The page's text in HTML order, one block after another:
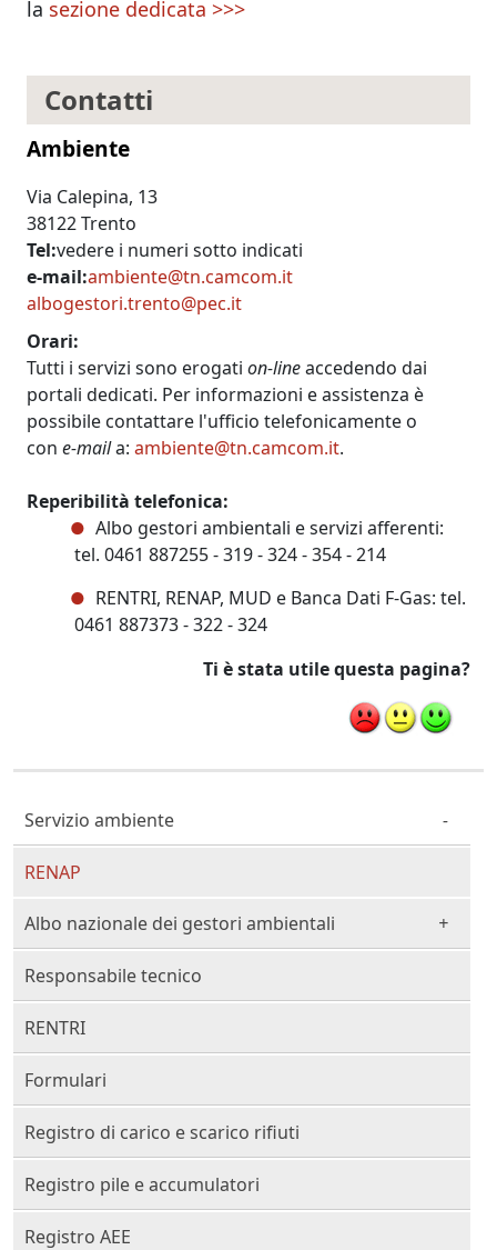
la sezione dedicata >>>
Contatti
Ambiente
Via Calepina, 13
38122 Trento
Tel vedere i numeri sotto indicati
e-mail ambiente@tn.camcom.it
albogestori.trento@pec.it
Orari
Tutti i servizi sono erogati on-lineaccedendo dai
portali dedicati. Per informazioni e assistenza è
possibile contattare l'ufficio telefonicamente o
con e-maila: ambiente@tn.camcom.it.
Reperibilità telefonica:
Albo gestori ambientali e servizi afferenti:
tel. 0461 887255 - 319 - 324 - 354 - 214
RENTRI, RENAP, MUD e Banca Dati F-Gas: tel.
0461 887373 - 322 - 324
Ti è stata utile questa pagina?
Cittadino Professionista Imprenditore
Servizio ambiente
RENAP
Albo nazionale dei gestori ambientali
Responsabile tecnico
RENTRI
Formulari
Registro di carico e scarico rifiuti
Registro pile e accumulatori
Registro AEE